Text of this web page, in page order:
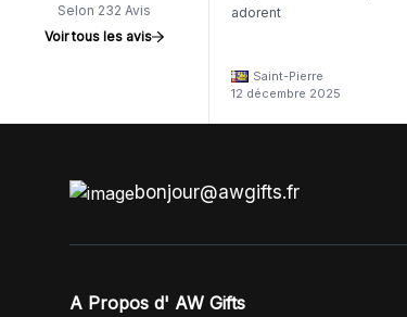
Selon 232 Avis
Voir tous les avis
adorent
Saint-Pierre
12 décembre 2025
bonjour@awgifts.fr
A Propos d' AW Gifts